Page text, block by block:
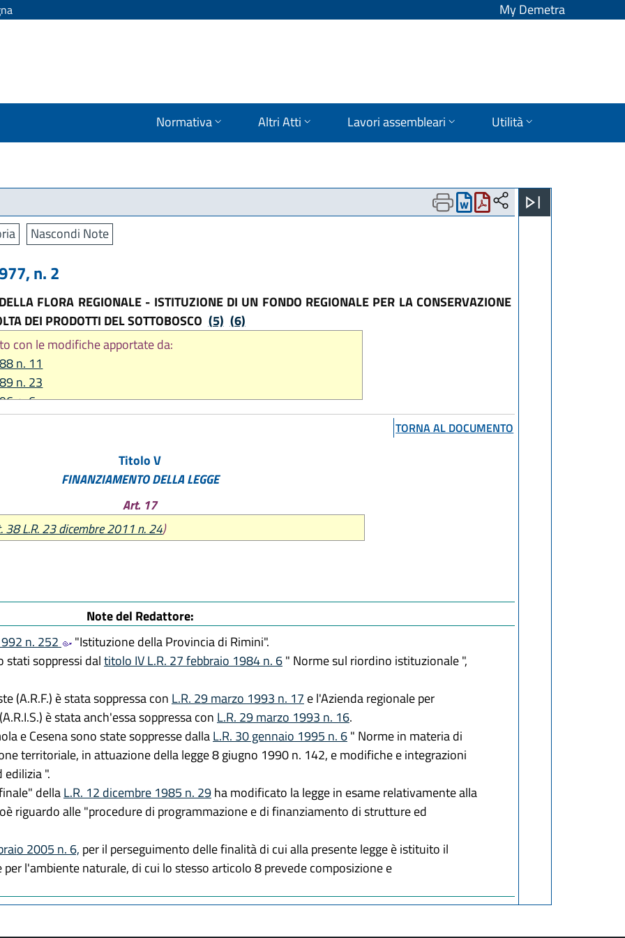
My Demetra
Normativa Altri Atti Lavori assembleari Utilità
Nascondi Note
n. 2
FLORA REGIONALE - ISTITUZIONE DI UN FONDO REGIONALE PER LA CONSERVAZIONE
DEI PRODOTTI DEL SOTTOBOSCO (5) (6)
con le modifiche apportate da:
n. 11
n. 23
n. 6
n. 3
2011 n. 24
2023, n. 20
TORNA AL DOCUMENTO
Titolo V
FINANZIAMENTO DELLA LEGGE
Art. 17
38 L.R. 23 dicembre 2011 n. 24)
Note del Redattore:
n. 252
"Istituzione della Provincia di Rimini".
stati soppressi daltitolo IV L.R. 27 febbraio 1984 n. 6" Norme sul riordino istituzionale ",
(A.R.F.) è stata soppressa con L.R. 29 marzo 1993 n. 17 e l'Azienda regionale per
è stata anch'essa soppressa con L.R. 29 marzo 1993 n. 16.
e Cesena sono state soppresse dallaL.R. 30 gennaio 1995 n. 6" Norme in materia di
territoriale, in attuazione della legge 8 giugno 1990 n. 142, e modifiche e integrazioni
".
dellaL.R. 12 dicembre 1985 n. 29ha modificato la legge in esame relativamente alla
riguardo alle "procedure di programmazione e di finanziamento di strutture ed
2005 n. 6, per il perseguimento delle finalità di cui alla presente legge è istituito il
l'ambiente naturale, di cui lo stesso articolo 8 prevede composizione e